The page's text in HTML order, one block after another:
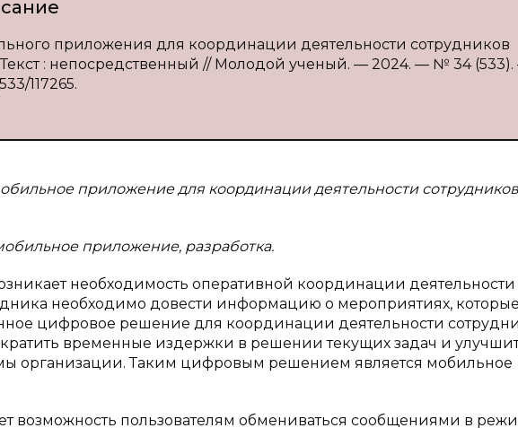
приложения для координации деятельности сотрудников
: непосредственный // Молодой ученый. — 2024. — № 34 (533).
117265.
приложение для координации деятельности сотрудников
приложение, разработка.
необходимость оперативной координации деятельности
необходимо довести информацию о мероприятиях,
цифровое решение для координации деятельности
временные издержки в решении текущих задач и
организации. Таким цифровым решением является мобильное
возможность пользователям обмениваться сообщениями в